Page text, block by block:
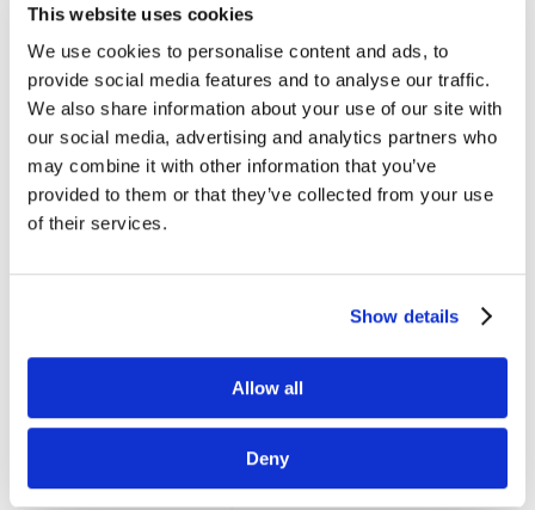
This website uses cookies
We use cookies to personalise content and ads, to
provide social media features and to analyse our traffic.
We also share information about your use of our site with
our social media, advertising and analytics partners who
may combine it with other information that you’ve
provided to them or that they’ve collected from your use
of their services.
Show details
Allow all
Deny
maj 15, 2019|Artykuły
Rozwój technologii to nowe możliwości, ale też
nowe zagrożenia – niekiedy obawiamy się,
co może przynieść wszechobecność sztucznej
inteligencji. Już teraz, w 2019 roku, niemal każda
branża zmienia się wskutek rozwoju AI.
Zwolennicy szerokiego...
Big Data w marketingu, znikające maile
Marketingowi i biznesowi blogerzy ani myślą
zwalniać tempa. W ostatnich dniach
znów pojawiło się mnóstwo wartościowych